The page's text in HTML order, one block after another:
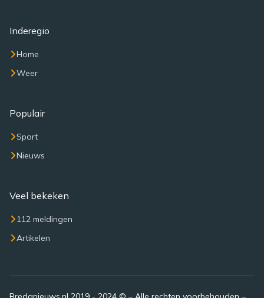
Inderegio
Home
Weer
Populair
Sport
Nieuws
Veel bekeken
112 meldingen
Artikelen